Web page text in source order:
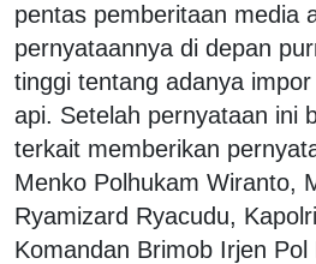
pentas pemberitaan media
pernyataannya di depan
tinggi tentang adanya
api. Setelah pernyataan ini
terkait memberikan
Menko Polhukam Wiranto,
Ryamizard Ryacudu,
Komandan Brimob Irjen